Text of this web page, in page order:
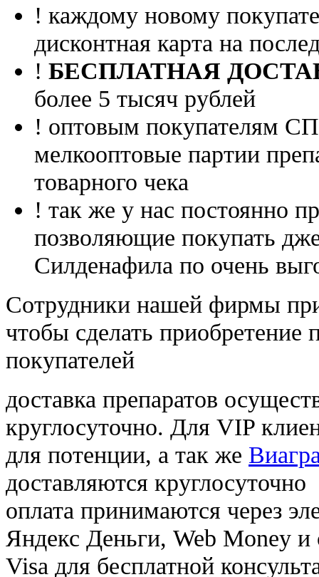
! каждому новому
дисконтная карта на
! БЕСПЛАТНАЯ
более 5 тысяч рублей
! оптовым покупателям
мелкооптовые партии
товарного чека
! так же у нас постоянно
позволяющие покупать
Силденафила по очень
Cотрудники нашей фирмы
чтобы сделать приобретение
покупателей
доставка препаратов
круглосуточно. Для VIP
для потенции, а так же
доставляются круглосуточно
оплата принимаются через
Яндекс Деньги, Web Money и
Visa для бесплатной